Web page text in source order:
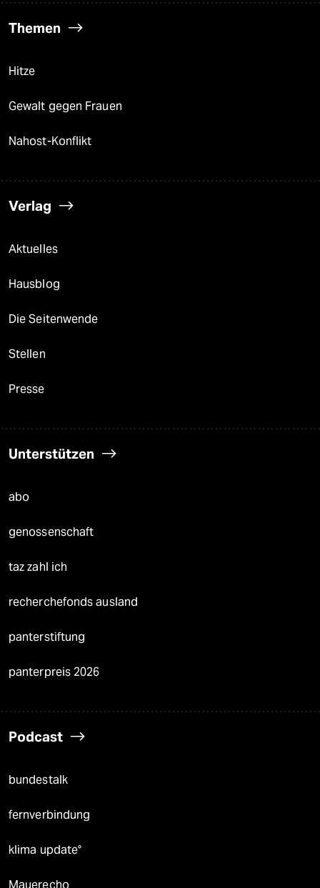
Themen
Hitze
Gewalt gegen Frauen
Nahost-Konflikt
Verlag
Aktuelles
Hausblog
Die Seitenwende
Stellen
Presse
Unterstützen
abo
genossenschaft
taz zahl ich
recherchefonds ausland
panterstiftung
panterpreis 2026
Podcast
bundestalk
fernverbindung
klima update°
Mauerecho